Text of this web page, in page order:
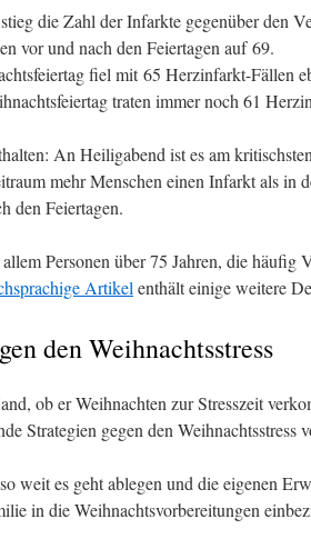
die Zahl der Infarkte gegenüber den
vor und nach den Feiertagen auf 69.
fiel mit 65 Herzinfarkt-Fällen
traten immer noch 61
An Heiligabend ist es am
mehr Menschen einen Infarkt als in
den Feiertagen.
Personen über 75 Jahren, die häufig
Artikel enthält einige weitere
den Weihnachtsstress
ob er Weihnachten zur Stresszeit
Strategien gegen den Weihnachtsstress
weit es geht ablegen und die eigenen
in die Weihnachtsvorbereitungen